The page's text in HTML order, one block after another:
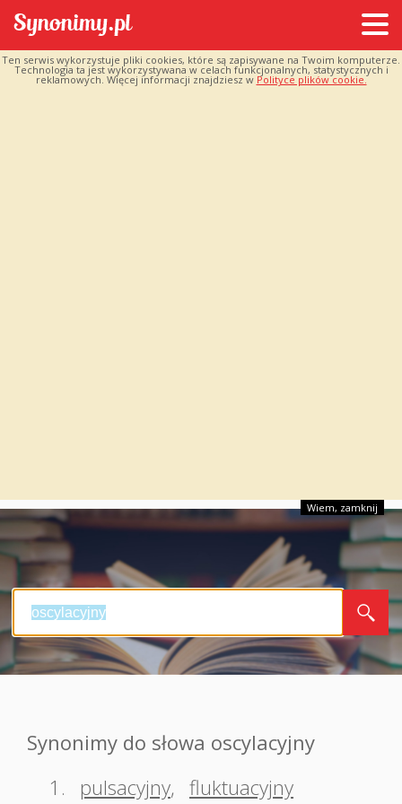
Ten serwis wykorzystuje pliki cookies, które są zapisywane na Twoim komputerze.
Technologia ta jest wykorzystywana w celach funkcjonalnych, statystycznych i
reklamowych. Więcej informacji znajdziesz w Polityce plików cookie.
Wiem, zamknij
Synonimy do słowa oscylacyjny
1.
pulsacyjny, fluktuacyjny